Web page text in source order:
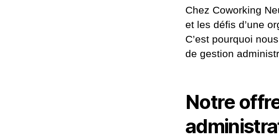
Chez Coworking
et les défis d’une
C’est pourquoi
de gestion
Notre